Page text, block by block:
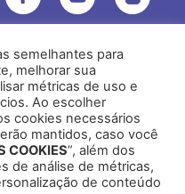
Jaci Paraná – Porto Velho
semelhantes para
melhorar sua
métricas de uso e
Ao escolher
cookies necessários
mantidos, caso você
COOKIES”, além dos
de análise de métricas,
de conteúdo